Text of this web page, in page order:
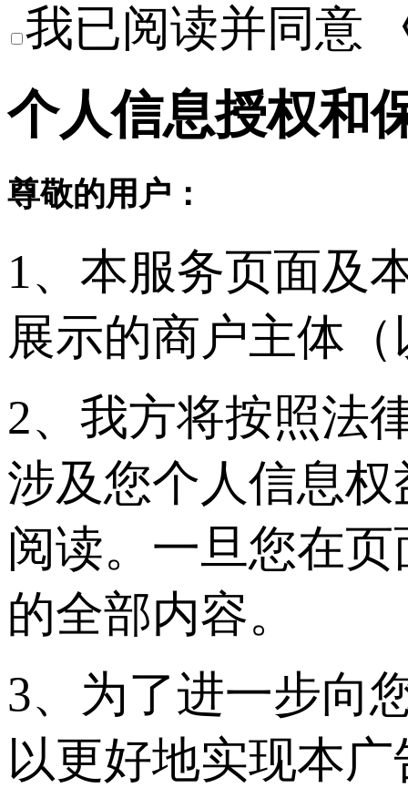
我已阅读并同意
个人信息授权和
尊敬的用户：
1、本服务页面及
展示的商户主体
2、我方将按照法
涉及您个人信息
阅读。一旦您在
的全部内容。
3、为了进一步向
以更好地实现本